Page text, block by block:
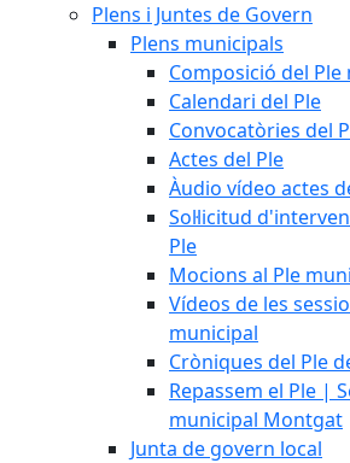
Plens i Juntes de Govern
Plens municipals
Composició del Ple
Calendari del Ple
Convocatòries del
Actes del Ple
Àudio vídeo actes
Sol·licitud
Ple
Mocions al Ple
Vídeos de les
municipal
Cròniques del Ple
Repassem el Ple |
municipal Montgat
Junta de govern local